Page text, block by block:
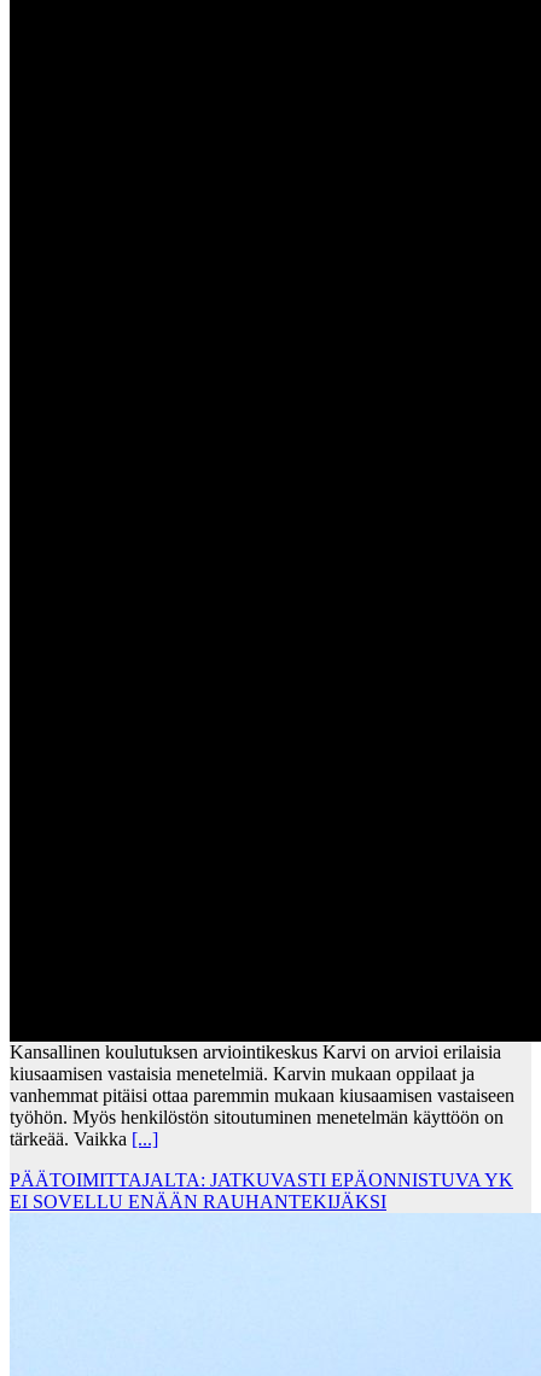
Kansallinen koulutuksen arviointikeskus Karvi on arvioi erilaisia
kiusaamisen vastaisia menetelmiä. Karvin mukaan oppilaat ja
vanhemmat pitäisi ottaa paremmin mukaan kiusaamisen vastaiseen
työhön. Myös henkilöstön sitoutuminen menetelmän käyttöön on
tärkeää. Vaikka [...]
PÄÄTOIMITTAJALTA: JATKUVASTI EPÄONNISTUVA YK
EI SOVELLU ENÄÄN RAUHANTEKIJÄKSI